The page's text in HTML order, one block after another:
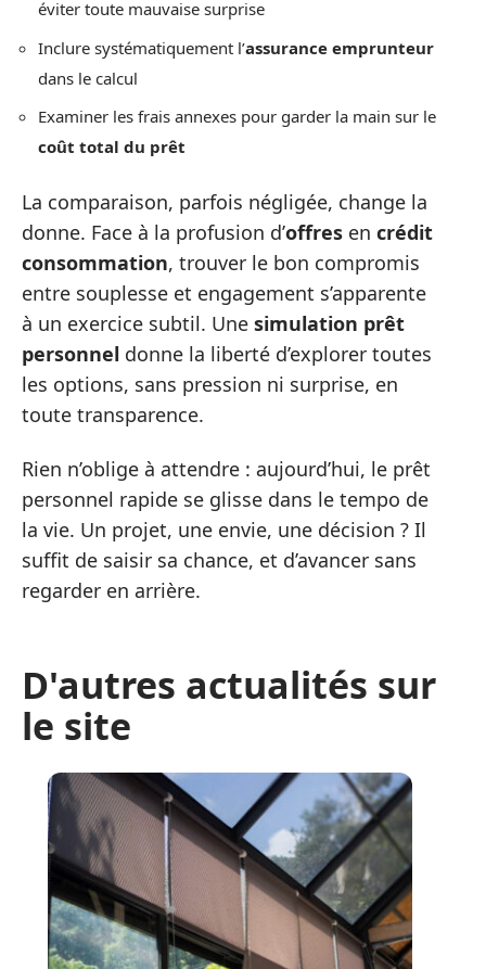
éviter toute mauvaise surprise
Inclure systématiquement l’assurance emprunteur
dans le calcul
Examiner les frais annexes pour garder la main sur le
coût total du prêt
La comparaison, parfois négligée, change la
donne. Face à la profusion d’offres en crédit
consommation, trouver le bon compromis
entre souplesse et engagement s’apparente
à un exercice subtil. Une simulation prêt
personnel donne la liberté d’explorer toutes
les options, sans pression ni surprise, en
toute transparence.
Rien n’oblige à attendre : aujourd’hui, le prêt
personnel rapide se glisse dans le tempo de
la vie. Un projet, une envie, une décision ? Il
suffit de saisir sa chance, et d’avancer sans
regarder en arrière.
D'autres actualités sur
le site